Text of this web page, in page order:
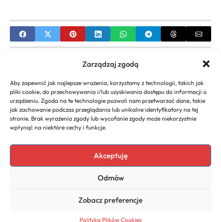
Zarządzaj zgodą
Aby zapewnić jak najlepsze wrażenia, korzystamy z technologii, takich jak
pliki cookie, do przechowywania i/lub uzyskiwania dostępu do informacji o
urządzeniu. Zgoda na te technologie pozwoli nam przetwarzać dane, takie
jak zachowanie podczas przeglądania lub unikalne identyfikatory na tej
stronie. Brak wyrażenia zgody lub wycofanie zgody może niekorzystnie
wpłynąć na niektóre cechy i funkcje.
Akceptuję
Odmów
Zobacz preferencje
Polityka Plików Cookies
Jak prowadzić działalność gospodarczą w domu –
Kompleksowy poradnik
NEXT
Urząd pracy dotacje na rozpoczęcie działalności
Przewodnik po dofinansowaniu
Copyright 2026. All rights
Prywatności